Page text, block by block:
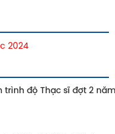
2024
trình độ Thạc sĩ đợt 2